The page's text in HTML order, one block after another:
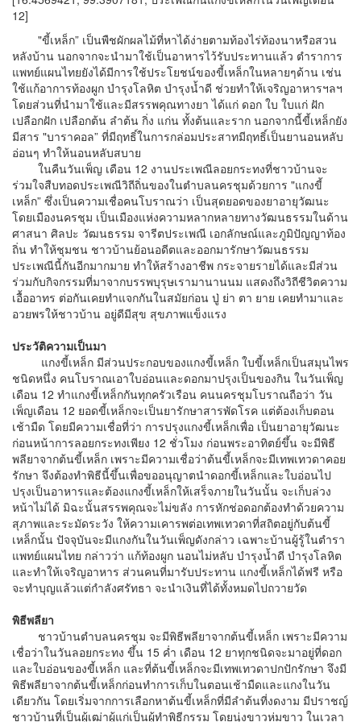
12]
"ขี้เหล็ก” เป็นพืชผักผลไม้ที่หาได้ง่ายตามท้องไร่ท้องนาหรือสวน
หลังบ้าน นอกจากจะนำมาใช้เป็นอาหารไว้รับประทานแล้ว ตำราการ
แพทย์แผนไทยยังได้มีการใช้ประโยชน์ของขี้เหล็กในหลายๆด้าน เช่น
ใช้แก้อาการท้องผูก บำรุงโลหิต บำรุงน้ำดี ช่วยทำให้เจริญอาหารฯลฯ
โดยส่วนที่นำมาใช้และมีสรรพคุณทางยา ได้แก่ ดอก ใบ ใบแก่ ฝัก
เปลือกฝัก เปลือกต้น ลำต้น กิ่ง แก่น ทั้งต้นและราก นอกจากนี้ขี้เหล็กยัง
มีสาร "บาราคอล” ที่มีฤทธิ์ในการกล่อมประสาทมีฤทธิ์เป็นยานอนหลับ
อ่อนๆ ทำให้นอนหลับสบาย
ในคืนวันเพ็ญ เดือน 12 งานประเพณีลอยกระทงที่ชาวบ้านจะ
ร่วมใจสืบทอดประเพณีวิถีถิ่นของในตำบลนครชุมด้วยการ "แกงขี้
เหล็ก” ซึ่งเป็นความเชื่อคนโบราณว่า เป็นสุดยอดของยาอายุวัฒนะ
โดยเมืองนครชุม เป็นเมืองแห่งความหลากหลายทางวัฒนธรรมในด้าน
ศาสนา ศิลปะ วัฒนธรรม จารีตประเพณี เอกลักษณ์และภูมิปัญญาท้อง
ถิ่น ทำให้ชุมชน ชาวบ้านย้อนอดีตและออกมารักษาวัฒนธรรม
ประเพณีนี้กันอีกมากมาย ทำให้สร้างอาชีพ กระจายรายได้และมีส่วน
ร่วมกับกิจกรรมที่มาจากบรรพบุรุษเรามานานนม แสดงถึงวิถีชีวิตความ
เอื้ออาทร ต่อกันเคยทำแจกกันในสมัยก่อน ปู่ ย่า ตา ยาย เคยทำมาและ
อวยพรให้ชาวบ้าน อยู่ดีมีสุข สุขภาพแข็งแรง
ประวัติความเป็นมา
แกงขี้เหล็ก มีส่วนประกอบของแกงขี้เหล็ก ใบขี้เหล็กเป็นสมุนไพร
ชนิดหนึ่ง คนโบราณเอาใบอ่อนและดอกมาปรุงเป็นของกิน ในวันเพ็ญ
เดือน 12 ทำแกงขี้เหล็กกันทุกครัวเรือน คนนครชุมโบราณถือว่า วัน
เพ็ญเดือน 12 ยอดขี้เหล็กจะเป็นยารักษาสารพัดโรค แต่ต้องเก็บตอน
เช้ามืด โดยมีความเชื่อที่ว่า การปรุงแกงขี้เหล็กเพื่อ เป็นยาอายุวัฒนะ
ก่อนหน้าการลอยกระทงเพียง 12 ชั่วโมง ก่อนพระอาทิตย์ขึ้น จะมีพิธี
พลียาจากต้นขี้เหล็ก เพราะมีความเชื่อว่าต้นขี้เหล็กจะมีเทพเทวดาคอย
รักษา จึงต้องทำพิธีนี้ขึ้นเพื่อขออนุญาตนำดอกขี้เหล็กและใบอ่อนไป
ปรุงเป็นอาหารและต้องแกงขี้เหล็กให้เสร็จภายในวันนั้น จะเก็บล่วง
หน้าไม่ได้ มิฉะนั้นสรรพคุณจะไม่ขลัง การหักช่อดอกต้องทำด้วยความ
สุภาพและระมัดระวัง ให้ความเคารพต่อเทพเทวดาที่สถิตอยู่กับต้นขี้
เหล็กนั้น ปัจจุบันจะมีแกงกันในวันเพ็ญดังกล่าว เฉพาะบ้านผู้รู้ในตำรา
แพทย์แผนไทย กล่าวว่า แก้ท้องผูก นอนไม่หลับ บำรุงน้ำดี บำรุงโลหิต
และทำให้เจริญอาหาร ส่วนคนที่มารับประทาน แกงขี้เหล็กได้ฟรี หรือ
จะทำบุญแล้วแต่กำลังศรัทธา จะนำเงินที่ได้ทั้งหมดไปถวายวัด
พิธีพลียา
ชาวบ้านตำบลนครชุม จะมีพิธีพลียาจากต้นขี้เหล็ก เพราะมีความ
เชื่อว่าในวันลอยกระทง ขึ้น 15 ค่ำ เดือน 12 ยาทุกชนิดจะมาอยู่ที่ดอก
และใบอ่อนของขี้เหล็ก และที่ต้นขี้เหล็กจะมีเทพเทวดาปกปักรักษา จึงมี
พิธีพลียาจากต้นขี้เหล็กก่อนทำการเก็บในตอนเช้ามืดและแกงในวัน
เดียวกัน โดยเริ่มจากการเลือกหาต้นขี้เหล็กที่มีลำต้นที่งดงาม มีปราชญ์
ชาวบ้านที่เป็นผู้เฒ่าผู้แก่เป็นผู้ทำพิธีกรรม โดยนุ่งขาวห่มขาว ในเวลา